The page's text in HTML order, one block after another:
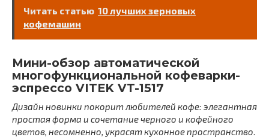
Читать статью 10 лучших зерновых
кофемашин
Мини-обзор автоматической
многофункциональной кофеварки-
эспрессо VITEK VT-1517
Дизайн новинки покорит любителей кофе: элегантная
простая форма и сочетание черного и кофейного
цветов, несомненно, украсят кухонное пространство.